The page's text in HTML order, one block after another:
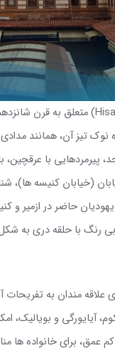
متعلق به قرن
نوک تیز آن، همانند
با عرقچین،
(خیابان کنیسه ها)،
ازمیر و کنیسه های آنها می
رنگ با حلقه دری به
علاقه‌ مندان به تفریحات
آیایورگی و
عمق، برای خانواده‌